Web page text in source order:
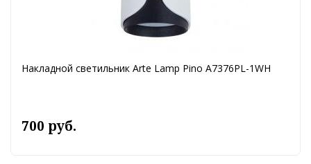
Накладной светильник Arte Lamp Pino A7376PL-1WH
700 руб.